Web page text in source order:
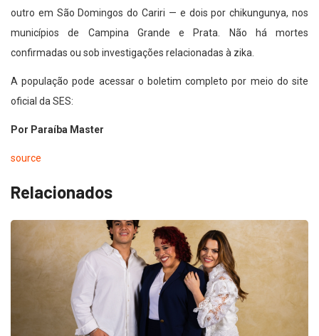
outro em São Domingos do Cariri — e dois por chikungunya, nos
municípios de Campina Grande e Prata. Não há mortes
confirmadas ou sob investigações relacionadas à zika.
A população pode acessar o boletim completo por meio do site
oficial da SES:
Por Paraíba Master
source
Relacionados